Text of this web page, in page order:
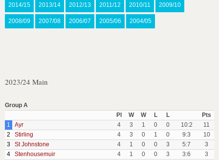
2014/15 2013/14 2012/13 2011/12 2010/11 2009/10
2008/09 2007/08 2006/07 2005/06 2004/05
2023/24 Main
Group A
Pl
W W L L
Pts
1
Ayr 4 3 1 0 0 10:2
11
2
Stirling 4 3 0 1 0 9:3
10
3
St Johnstone 4 1 0 0 3 5:7
3
4
Stenhousemuir 4 1 0 0 3 3:6
3